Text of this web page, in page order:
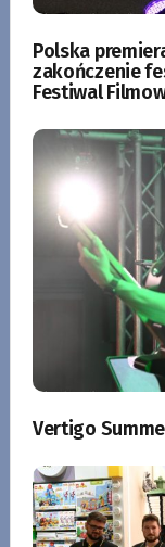
Polska
zakończenie
Festiwal
Vertigo